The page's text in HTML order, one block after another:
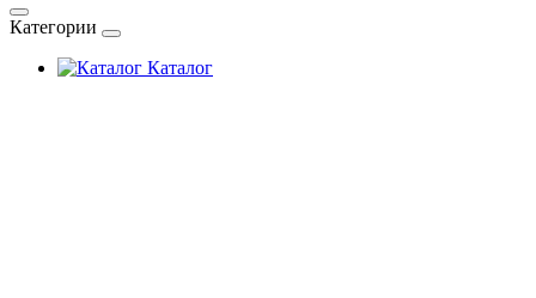
Категории
Каталог